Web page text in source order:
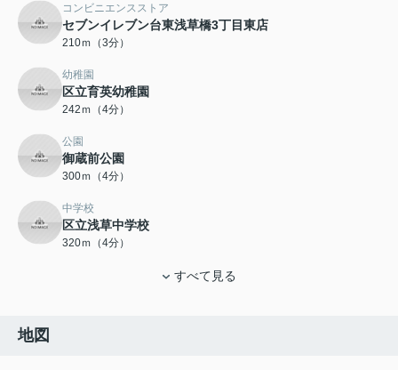
コンビニエンスストア
セブンイレブン台東浅草橋3丁目東店
210ｍ（3分）
幼稚園
区立育英幼稚園
242ｍ（4分）
公園
御蔵前公園
300ｍ（4分）
中学校
区立浅草中学校
320ｍ（4分）
すべて見る
地図